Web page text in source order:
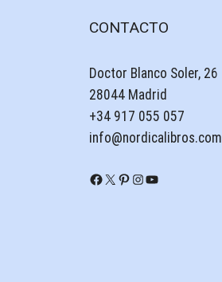
CONTACTO
Doctor Blanco Soler, 26
28044 Madrid
+34 917 055 057
info@nordicalibros.com
Facebook
X Pinterest
Instagram
YouTube